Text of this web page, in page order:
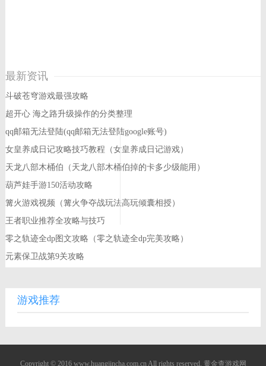
最新资讯
斗破苍穹游戏最强攻略
超开心 海之路升级操作的分类整理
qq邮箱无法登陆(qq邮箱无法登陆google账号)
女皇养成日记攻略技巧教程（女皇养成日记游戏）
天龙八部木桶伯（天龙八部木桶伯掉的卡多少级能用）
葫芦娃手游150活动攻略
篝火游戏视频（篝火争夺战玩法高玩倾囊相授）
王者职业推荐全攻略与技巧
零之轨迹全dp图文攻略（零之轨迹全dp完美攻略）
元素保卫战第9关攻略
游戏推荐
Copyright © 2016 www.huangjincha.com.cn All rights reserved. 黄金查游戏网